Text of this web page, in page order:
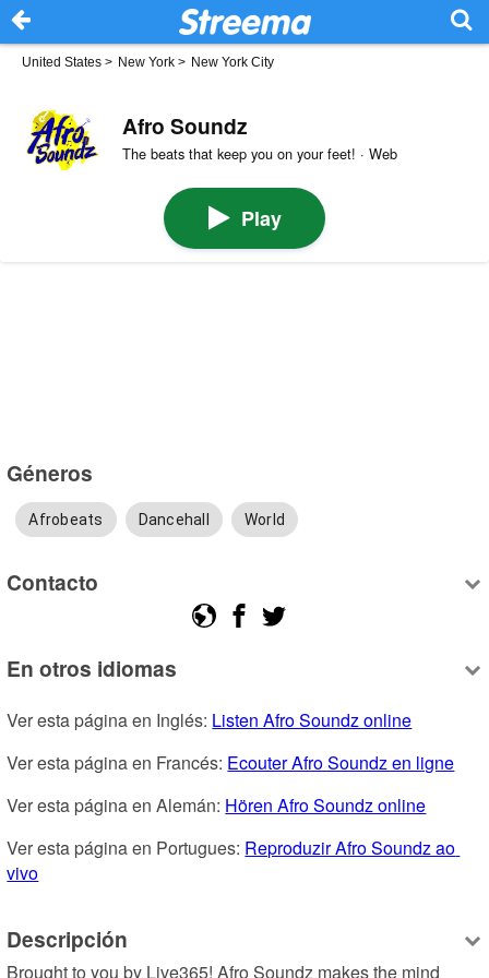
United States > New York > New York City
Afro Soundz
The beats that keep you on your feet! · Web
Play
Géneros
Afrobeats Dancehall World
Contacto
En otros idiomas
Ver esta página en Inglés: Listen Afro Soundz online
Ver esta página en Francés: Ecouter Afro Soundz en ligne
Ver esta página en Alemán: Hören Afro Soundz online
Ver esta página en Portugues: Reproduzir Afro Soundz ao
vivo
Descripción
Brought to you by Live365! Afro Soundz makes the mind